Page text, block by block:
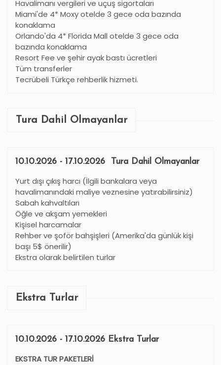
Havalimanı vergileri ve uçuş sigortaları
Miami'de 4* Moxy otelde 3 gece oda bazında
konaklama
Orlando'da 4* Florida Mall otelde 3 gece oda
bazında konaklama
Resort Fee ve şehir ayak bastı ücretleri
Tüm transferler
Tecrübeli Türkçe rehberlik hizmeti.
Tura Dahil Olmayanlar
10.10.2026 - 17.10.2026 Tura Dahil Olmayanlar
Yurt dışı çıkış harcı (İlgili bankalara veya
havalimanındaki maliye veznesine yatırabilirsiniz)
Sabah kahvaltıları
Öğle ve akşam yemekleri
Kişisel harcamalar
Rehber ve şoför bahşişleri (Amerika'da günlük kişi
başı 5$ önerilir)
Ekstra olarak belirtilen turlar
Ekstra Turlar
10.10.2026 - 17.10.2026 Ekstra Turlar
EKSTRA TUR PAKETLERİ